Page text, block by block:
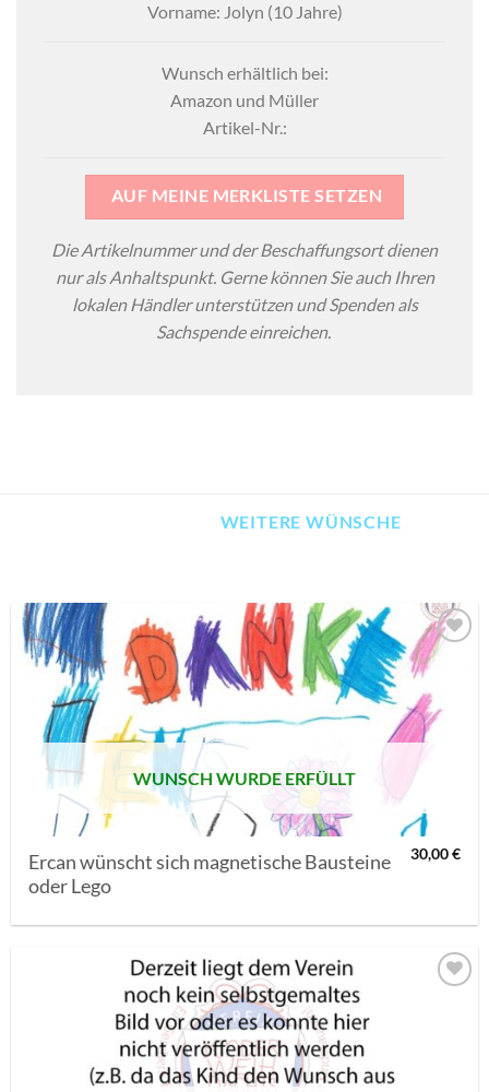
Vorname: Jolyn (10 Jahre)
Wunsch erhältlich bei:
Amazon und Müller
Artikel-Nr.:
AUF MEINE MERKLISTE SETZEN
Die Artikelnummer und der Beschaffungsort dienen
nur als Anhaltspunkt. Gerne können Sie auch Ihren
lokalen Händler unterstützen und Spenden als
Sachspende einreichen.
WEITERE WÜNSCHE
AUF MEINE
MERKLISTE
SETZEN
WUNSCH WURDE ERFÜLLT
Ercan wünscht sich magnetische Bausteine
oder Lego
30,00€